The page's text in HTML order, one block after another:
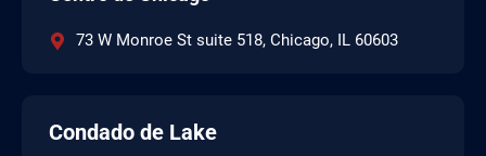
73 W Monroe St suite 518, Chicago, IL 60603
Condado de Lake